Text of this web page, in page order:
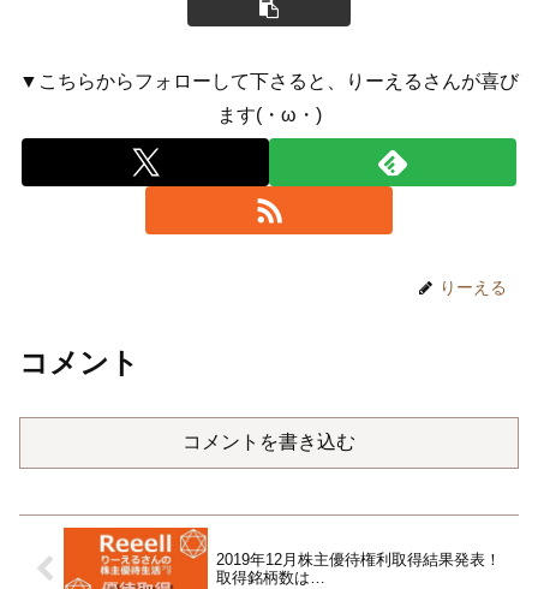
▼こちらからフォローして下さると、りーえるさんが喜び
ます(・ω・)
りーえる
コメント
コメントを書き込む
2019年12月株主優待権利取得結果発表！
取得銘柄数は…